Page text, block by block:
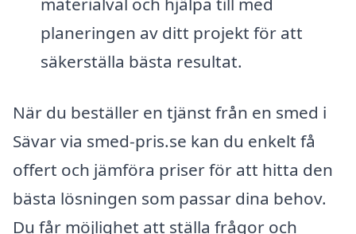
planeringen av ditt projekt för att
säkerställa bästa resultat.
När du beställer en tjänst från en smed i
Sävar via smed-pris.se kan du enkelt få
offert och jämföra priser för att hitta den
bästa lösningen som passar dina behov.
Du får möjlighet att ställa frågor och